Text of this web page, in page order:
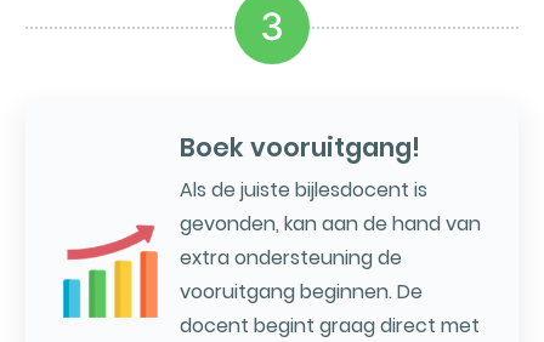
3
Boek vooruitgang!
Als de juiste bijlesdocent is
gevonden, kan aan de hand van
extra ondersteuning de
vooruitgang beginnen. De
docent begint graag direct met